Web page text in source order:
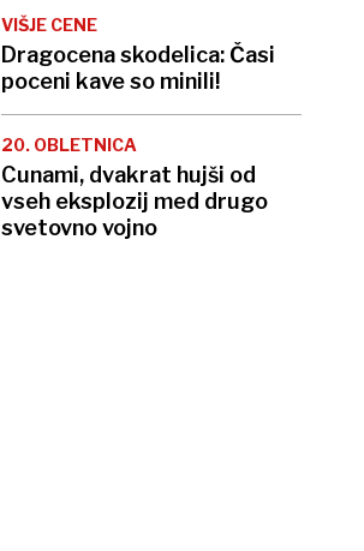
VIŠJE CENE
Dragocena skodelica: Časi
poceni kave so minili!
20. OBLETNICA
Cunami, dvakrat hujši od
vseh eksplozij med drugo
svetovno vojno